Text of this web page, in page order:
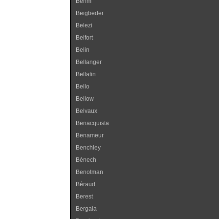
Beigbeder
Belezi
Belfort
Belin
Bellanger
Bellatin
Bello
Bellow
Belvaux
Benacquista
Benameur
Benchley
Bénech
Benotman
Béraud
Berest
Bergala